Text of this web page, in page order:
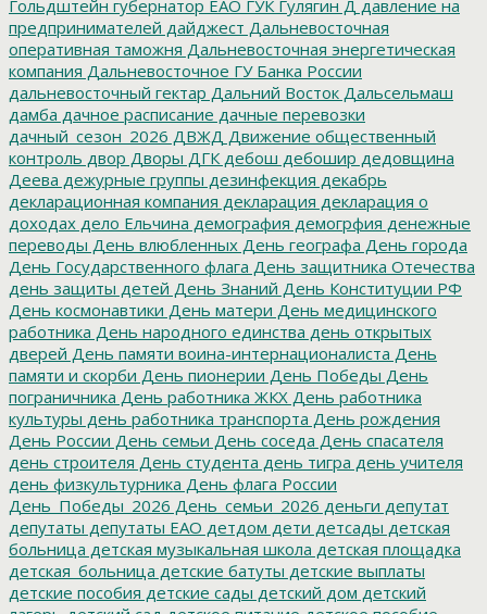
Гольдштейн губернатор ЕАО ГУК Гулягин Д давление на
предпринимателей дайджест Дальневосточная
оперативная таможня Дальневосточная энергетическая
компания Дальневосточное ГУ Банка России
дальневосточный гектар Дальний Восток Дальсельмаш
дамба дачное расписание дачные перевозки
дачный_сезон_2026 ДВЖД Движение общественный
контроль двор Дворы ДГК дебош дебошир дедовщина
Деева дежурные группы дезинфекция декабрь
декларационная компания декларация декларация о
доходах дело Ельчина демография демогрфия денежные
переводы День влюбленных День географа День города
День Государственного флага День защитника Отечества
день защиты детей День Знаний День Конституции РФ
День космонавтики День матери День медицинского
работника День народного единства день открытых
дверей День памяти воина-интернационалиста День
памяти и скорби День пионерии День Победы День
пограничника День работника ЖКХ День работника
культуры день работника транспорта День рождения
День России День семьи День соседа День спасателя
день строителя День студента день тигра день учителя
день физкультурника День флага России
День_Победы_2026 День_семьи_2026 деньги депутат
депутаты депутаты ЕАО детдом дети детсады детская
больница детская музыкальная школа детская площадка
детская_больница детские батуты детские выплаты
детские пособия детские сады детский дом детский